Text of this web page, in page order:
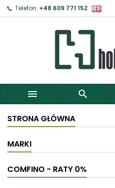
Telefon: +48 609 771 152
 
STRONA GŁÓWNA
MARKI
COMFINO - RATY 0%